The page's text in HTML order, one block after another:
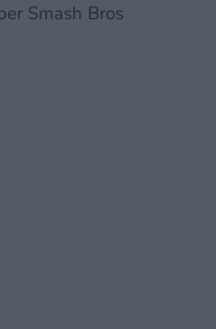
Smash Bros